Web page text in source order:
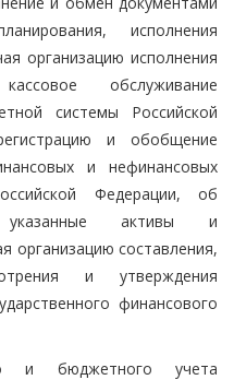
исполнения
организацию исполнения
обслуживание
системы Российской
и обобщение
и нефинансовых
Федерации, об
указанные активы и
организацию составления,
и утверждения
финансового
и бюджетного учета